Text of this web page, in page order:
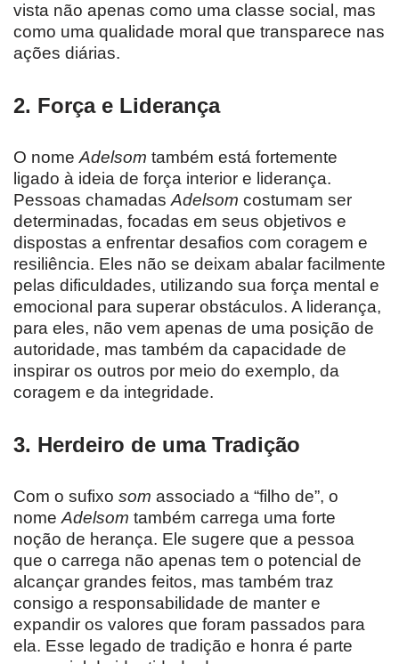
vista não apenas como uma classe social, mas
como uma qualidade moral que transparece nas
ações diárias.
2. Força e Liderança
O nome Adelsom também está fortemente
ligado à ideia de força interior e liderança.
Pessoas chamadas Adelsom costumam ser
determinadas, focadas em seus objetivos e
dispostas a enfrentar desafios com coragem e
resiliência. Eles não se deixam abalar facilmente
pelas dificuldades, utilizando sua força mental e
emocional para superar obstáculos. A liderança,
para eles, não vem apenas de uma posição de
autoridade, mas também da capacidade de
inspirar os outros por meio do exemplo, da
coragem e da integridade.
3. Herdeiro de uma Tradição
Com o sufixo som associado a “filho de”, o
nome Adelsom também carrega uma forte
noção de herança. Ele sugere que a pessoa
que o carrega não apenas tem o potencial de
alcançar grandes feitos, mas também traz
consigo a responsabilidade de manter e
expandir os valores que foram passados para
ela. Esse legado de tradição e honra é parte